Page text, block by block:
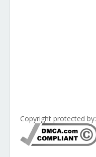
Copyright protected by: